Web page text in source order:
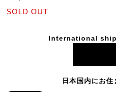
SOLD OUT
International
日本国内にお